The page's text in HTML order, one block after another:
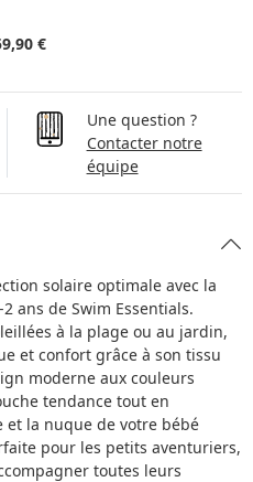
€
Une question ?
Contacter notre
équipe
solaire optimale avec la
ans de Swim Essentials.
à la plage ou au jardin,
et confort grâce à son tissu
moderne aux couleurs
tendance tout en
et la nuque de votre bébé
pour les petits aventuriers,
toutes leurs